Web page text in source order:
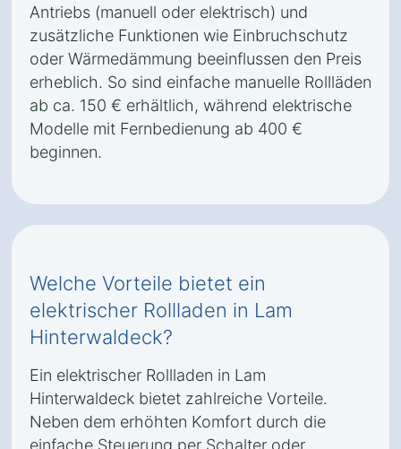
Antriebs (manuell oder elektrisch) und
zusätzliche Funktionen wie Einbruchschutz
oder Wärmedämmung beeinflussen den Preis
erheblich. So sind einfache manuelle Rollläden
ab ca. 150 € erhältlich, während elektrische
Modelle mit Fernbedienung ab 400 €
beginnen.
Welche Vorteile bietet ein
elektrischer Rollladen in Lam
Hinterwaldeck?
Ein elektrischer Rollladen in Lam
Hinterwaldeck bietet zahlreiche Vorteile.
Neben dem erhöhten Komfort durch die
einfache Steuerung per Schalter oder